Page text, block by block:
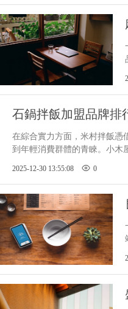
石鍋拌飯加盟品牌排
在綜合實力方面，米村拌飯
到年輕消費群體的青睞。小木屋
2025-12-30 13:55:08 0